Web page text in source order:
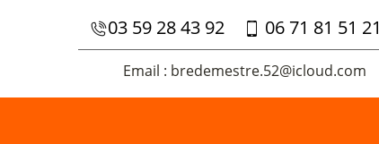
03 59 28 43 92 06 71 81 51 21
Email : bredemestre.52@icloud.com